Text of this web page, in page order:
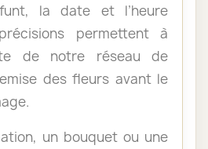
la date et l’heure
permettent à
de notre réseau de
des fleurs avant le
un bouquet ou une